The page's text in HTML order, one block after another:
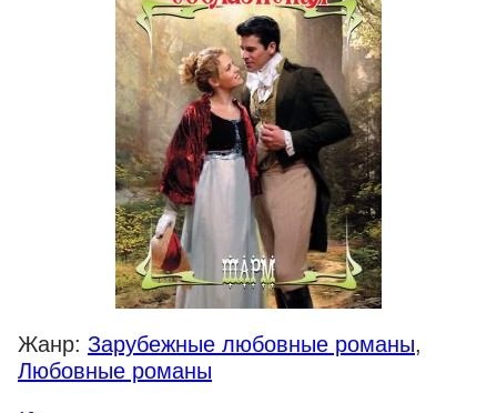
Жанр: Зарубежные любовные романы,
Любовные романы